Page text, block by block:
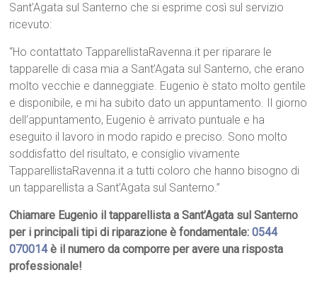
Sant’Agata sul Santerno che si esprime così sul servizio
ricevuto:
“Ho contattato TapparellistaRavenna.it per riparare le
tapparelle di casa mia a Sant’Agata sul Santerno, che erano
molto vecchie e danneggiate. Eugenio è stato molto gentile
e disponibile, e mi ha subito dato un appuntamento. Il giorno
dell’appuntamento, Eugenio è arrivato puntuale e ha
eseguito il lavoro in modo rapido e preciso. Sono molto
soddisfatto del risultato, e consiglio vivamente
TapparellistaRavenna.it a tutti coloro che hanno bisogno di
un tapparellista a Sant’Agata sul Santerno.”
Chiamare Eugenio il tapparellista a Sant’Agata sul Santerno
per i principali tipi di riparazione è fondamentale:0544
070014è il numero da comporre per avere una risposta
professionale!